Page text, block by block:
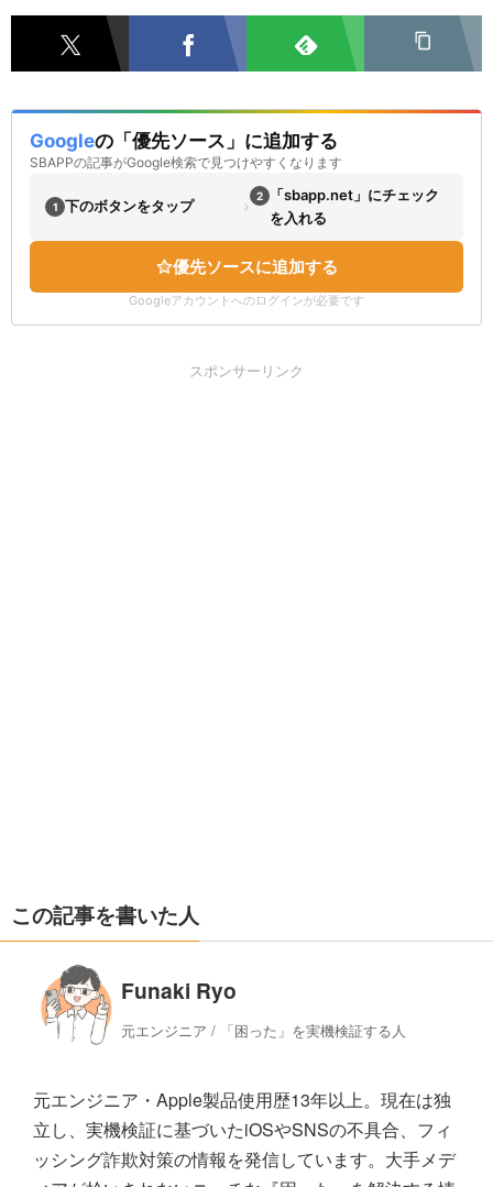
Googleの「優先ソース」に追加する
SBAPPの記事がGoogle検索で見つけやすくなります
1 下のボタンをタップ › 2
「sbapp.net」にチェック
を入れる
優先ソースに追加する
Googleアカウントへのログインが必要です
スポンサーリンク
この記事を書いた人
Funaki Ryo
元エンジニア / 「困った」を実機検証する人
元エンジニア・Apple製品使用歴13年以上。現在は独
立し、実機検証に基づいたiOSやSNSの不具合、フィ
ッシング詐欺対策の情報を発信しています。大手メデ